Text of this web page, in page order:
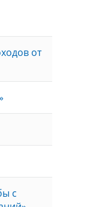
от
с